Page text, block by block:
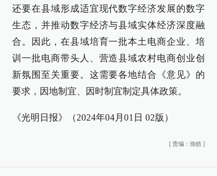
还要在县域形成适宜现代数字经济发展的数字
生态，并推动数字经济与县域实体经济深度融
合。因此，在县域培育一批本土电商企业、培
训一批电商带头人、营造县域农村电商创业创
新氛围至关重要。这需要各地结合《意见》的
要求，因地制宜、因时制宜制定具体政策。
《光明日报》（2024年04月01日 02版）
[ 责编：徐皓 ]